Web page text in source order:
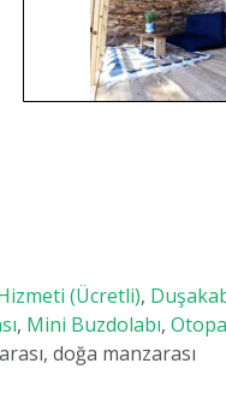
(Ücretli),
, Mini Buzdolabı,
doğa manzarası